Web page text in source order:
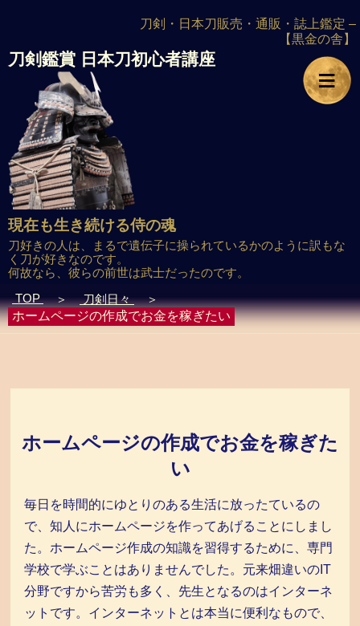
刀剣・日本刀販売・通販・誌上鑑定 –
【黒金の舎】
刀剣鑑賞 日本刀初心者講座
現在も生き続ける侍の魂
刀好きの人は、まるで遺伝子に操られているかのように訳もな
く刀が好きなのです。
何故なら、彼らの前世は武士だったのです。
TOP
＞ 刀剣日々 ＞
ホームページの作成でお金を稼ぎたい
≡
ホームページの作成でお金を稼ぎた
い
毎日を時間的にゆとりのある生活に放ったているの
で、知人にホームページを作ってあげることにしまし
た。ホームページ作成の知識を習得するために、専門
学校で学ぶことはありませんでした。元来畑違いのIT
分野ですから苦労も多く、先生となるのはインターネ
ットです。インターネットとは本当に便利なもので、